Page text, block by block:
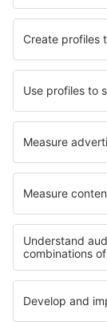
Hotely in Losacio
Hotely in Moulon
Hotely in Bruck in
Hotely in Saint-
Nejlepší hotely
Hotely v Hondurasu
Hotely v Župa